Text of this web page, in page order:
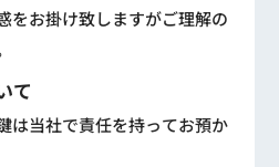
をお掛け致しますがご理解の
て
は当社で責任を持ってお預か